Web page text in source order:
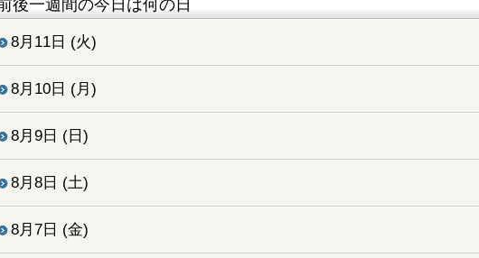
後一週間の今日は何の日
8月11日 (火)
8月10日 (月)
8月9日 (日)
8月8日 (土)
8月7日 (金)